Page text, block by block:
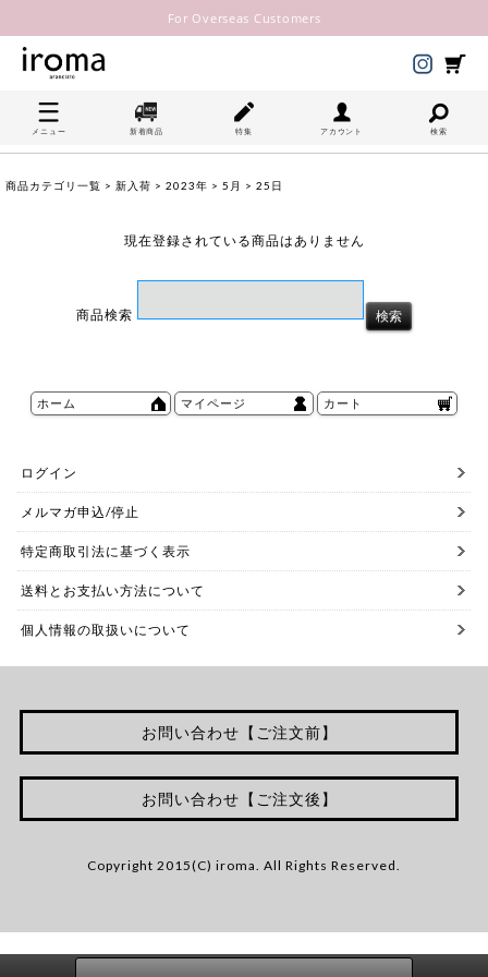
For Overseas Customers
メニュー 新着商品 特集 アカウント 検索
商品カテゴリ一覧 > 新入荷 > 2023年 > 5月 > 25日
現在登録されている商品はありません
商品検索
ホーム マイページ カート
ログイン
メルマガ申込/停止
特定商取引法に基づく表示
送料とお支払い方法について
個人情報の取扱いについて
お問い合わせ【ご注文前】
お問い合わせ【ご注文後】
Copyright 2015(C) iroma. All Rights Reserved.